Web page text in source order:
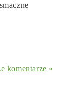
komentarze »